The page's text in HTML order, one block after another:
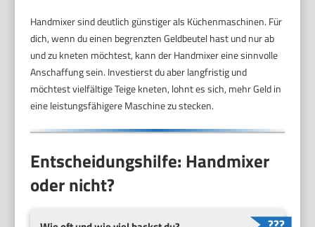
Handmixer sind deutlich günstiger als Küchenmaschinen. Für
dich, wenn du einen begrenzten Geldbeutel hast und nur ab
und zu kneten möchtest, kann der Handmixer eine sinnvolle
Anschaffung sein. Investierst du aber langfristig und
möchtest vielfältige Teige kneten, lohnt es sich, mehr Geld in
eine leistungsfähigere Maschine zu stecken.
Entscheidungshilfe: Handmixer
oder nicht?